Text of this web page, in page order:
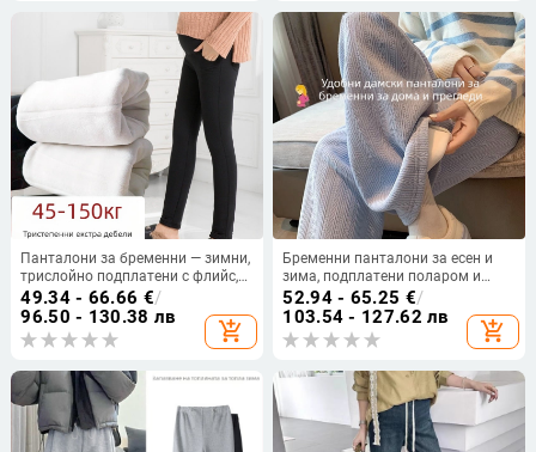
Панталони за бременни — зимни,
трислойно подплатени с флийс,
памук 70–80%, Island Velvet, супер
дебели, подкрепа за корема
49.34 - 66.66 €/
96.50 - 130.38 лв
add_shopping_cart
Бременни панталони за есен и
зима, подплатени поларом и
удебелен Chenille, с опора за
корема, широки и прави крачоли,
дълги до пода
52.94 - 65.25 €/
103.54 - 127.62 лв
add_shopping_cart